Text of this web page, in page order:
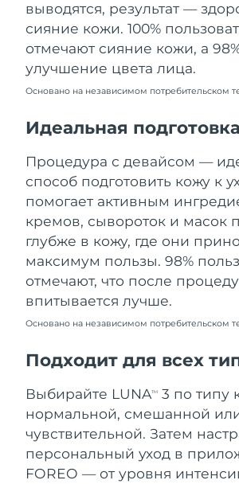
выводятся, результат —
сияние кожи. 100%
отмечают сияние кожи, а
улучшение цвета лица.
Основано на независимом потребительском
Идеальная подготовка
Процедура с девайсом —
способ подготовить кожу к
помогает активным
кремов, сывороток и масок
глубже в кожу, где они
максимум пользы. 98%
отмечают, что после
впитывается лучше.
Основано на независимом потребительском
Подходит для всех
Выбирайте LUNATM
3 по типу
нормальной, смешанной
чувствительной. Затем
персональный уход в
FOREO — от уровня
Швеция
Швейцария
Тайвань
Таиланд
Турция
ОАЭ
Великобритания
Соединенные
Штаты
Узбекистан
Вьетнам